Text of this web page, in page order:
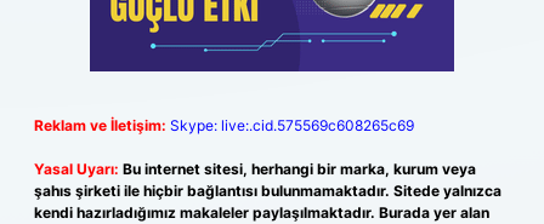
Reklam ve İletişim: Skype: live:.cid.575569c608265c69
Yasal Uyarı: Bu internet sitesi, herhangi bir marka, kurum veya
şahıs şirketi ile hiçbir bağlantısı bulunmamaktadır. Sitede yalnızca
kendi hazırladığımız makaleler paylaşılmaktadır. Burada yer alan